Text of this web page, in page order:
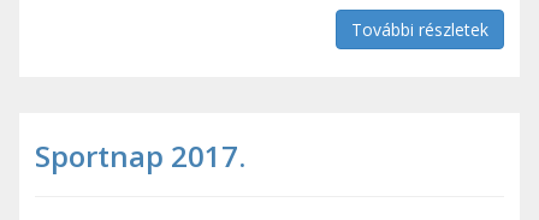
További részletek
Sportnap 2017.